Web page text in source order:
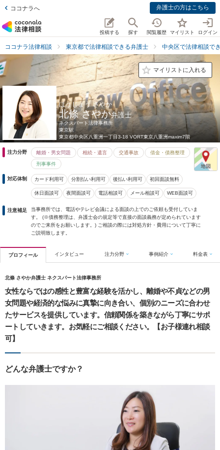
ココナラへ 弁護士の方はこちら
投稿する 探す 閲覧履歴 マイリスト ログイン
ココナラ法律相談 東京都で法律相談できる弁護士 中央区で法律相談で
マイリストに入れる
ほうじょう さやか
北條 さやか弁護士
ネクスパート法律事務所
東京駅
東京都中央区八重洲一丁目3-18 VORT東京八重洲maxim7階
注力分野 離婚・男女問題 相続・遺言 交通事故 借金・債務整理
刑事事件
対応体制 カード利用可 分割払い利用可 後払い利用可 初回面談無料
休日面談可 夜間面談可 電話相談可 メール相談可 WEB面談可
注意補足
当事務所では、電話やテレビ会議による面談の上でのご依頼も受付していま
す。 (※債務整理は、弁護士会の規定等で直接の面談義務が定められています
のでご来所をお願いします。) ご相談の際には対処方針・費用について丁寧に
ご説明致します。
プロフィール インタビュー 注力分野 事例紹介 料金表
北條 さやか弁護士 ネクスパート法律事務所
女性ならではの感性と豊富な経験を活かし、離婚や不貞などの男
女問題や経済的な悩みに真摯に向き合い、個別のニーズに合わせ
たサービスを提供しています。信頼関係を築きながら丁寧にサポ
ートしていきます。お気軽にご相談ください。【お子様連れ相談
可】
どんな弁護士ですか？